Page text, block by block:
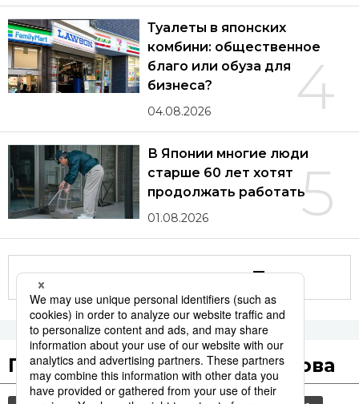
4
Туалеты в японских
комбини: общественное
благо или обуза для
бизнеса?
04.08.2026
5
В Японии многие люди
старше 60 лет хотят
продолжать работать
01.08.2026
Другие статьи по теме
Популярные поисковые слова